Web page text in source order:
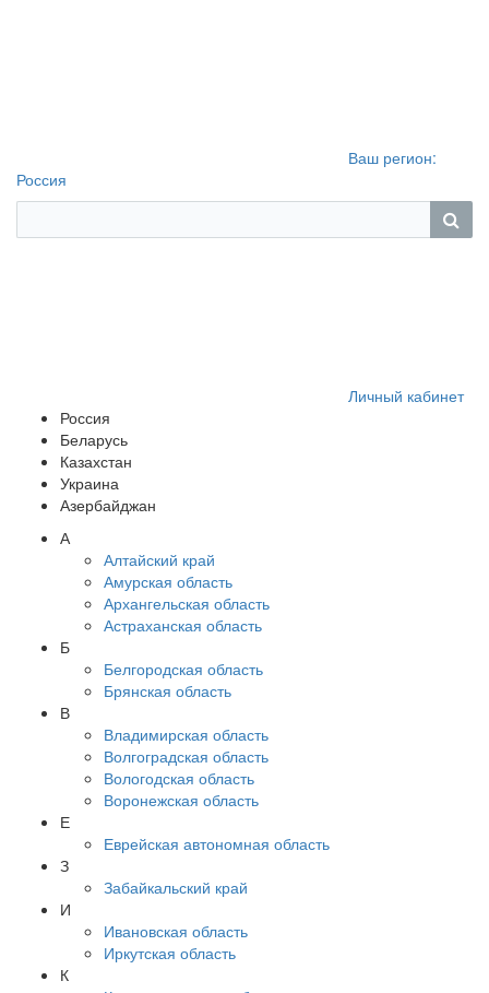
Ваш регион:
Россия
Личный кабинет
Россия
Беларусь
Казахстан
Украина
Азербайджан
А
Алтайский край
Амурская область
Архангельская область
Астраханская область
Б
Белгородская область
Брянская область
В
Владимирская область
Волгоградская область
Вологодская область
Воронежская область
Е
Еврейская автономная область
З
Забайкальский край
И
Ивановская область
Иркутская область
К